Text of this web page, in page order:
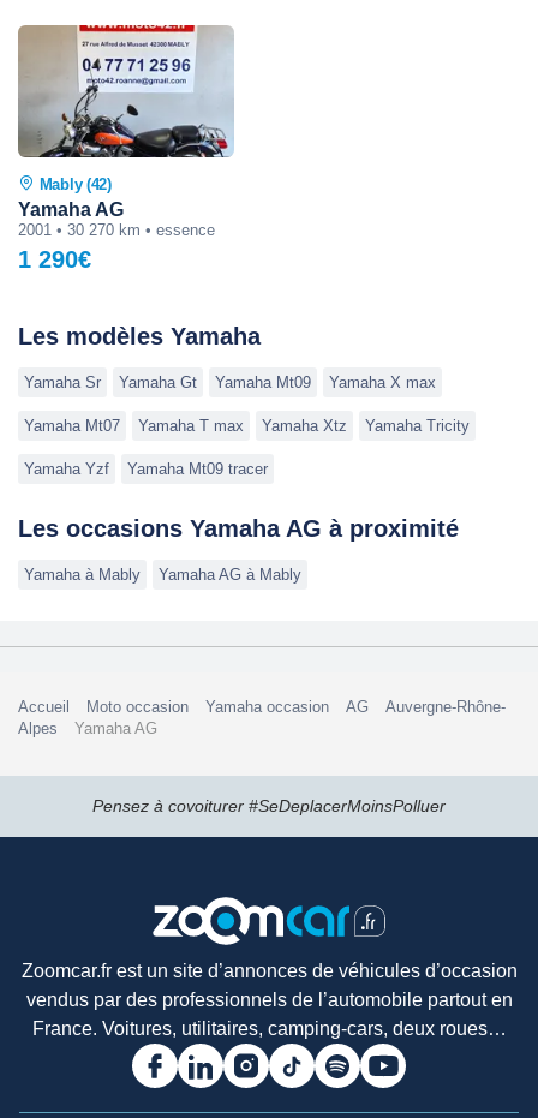
Mably (42)
Yamaha AG
2001 • 30 270 km • essence
1 290€
Les modèles Yamaha
Yamaha Sr Yamaha Gt Yamaha Mt09 Yamaha X max
Yamaha Mt07 Yamaha T max Yamaha Xtz Yamaha Tricity
Yamaha Yzf Yamaha Mt09 tracer
Les occasions Yamaha AG à proximité
Yamaha à Mably Yamaha AG à Mably
Accueil Moto occasion Yamaha occasion AG
Auvergne-Rhône-
Alpes
Yamaha AG
Pensez à covoiturer #SeDeplacerMoinsPolluer
Zoomcar.fr est un site d’annonces de véhicules d’occasion
vendus par des professionnels de l’automobile partout en
France. Voitures, utilitaires, camping-cars, deux roues…